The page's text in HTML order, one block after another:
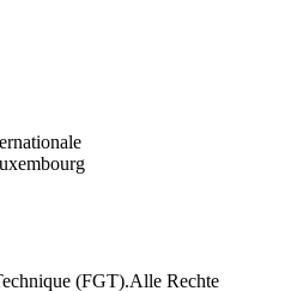
(FGT).Alle Rechte